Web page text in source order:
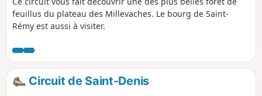
feuillus du plateau des Millevaches. Le bourg de Saint-
Rémy est aussi à visiter.
Circuit de Saint-Denis